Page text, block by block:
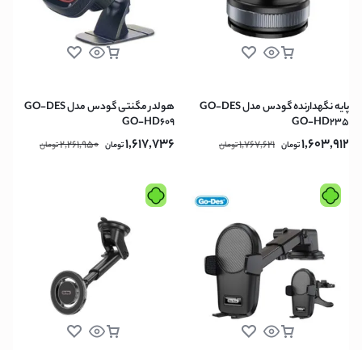
پایه نگهدارنده گودس مدل GO-DES
GO-HD235
1,603,912تومان 1,767,621تومان
هولدر مگنتی گودس مدل GO-DES
GO-HD609
1,617,736تومان 2,261,950تومان